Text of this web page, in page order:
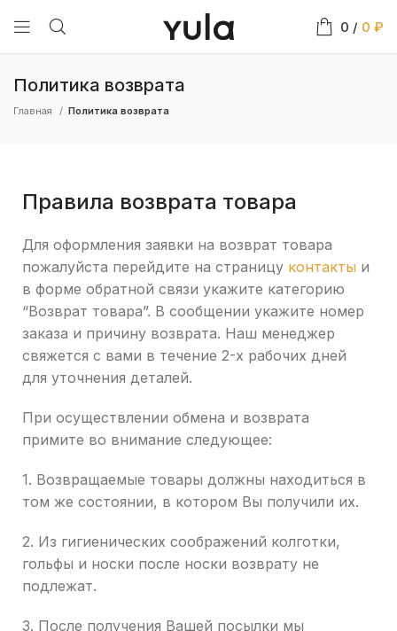
0 / 0 ₽
Политика возврата
Главная Политика возврата
Правила возврата товара
Для оформления заявки на возврат товара
пожалуйста перейдите на страницу контакты и
в форме обратной связи укажите категорию
“Возврат товара”. В сообщении укажите номер
заказа и причину возврата. Наш менеджер
свяжется с вами в течение 2-х рабочих дней
для уточнения деталей.
При осуществлении обмена и возврата
примите во внимание следующее:
1. Возвращаемые товары должны находиться в
том же состоянии, в котором Вы получили их.
2. Из гигиенических соображений колготки,
гольфы и носки после носки возврату не
подлежат.
3. После получения Вашей посылки мы